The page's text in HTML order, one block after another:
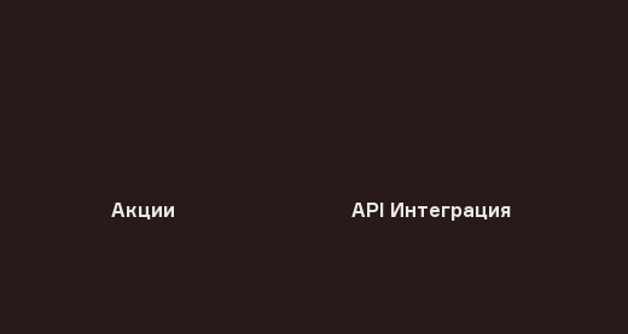
Акции API Интеграция